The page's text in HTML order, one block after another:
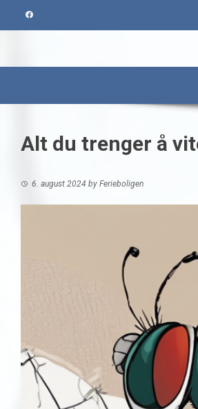
Alt du trenger å
6. august 2024 by Ferieboligen